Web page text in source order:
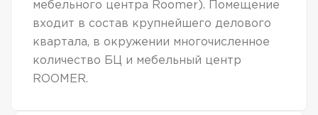
мебельного центра Roomer). Помещение
входит в состав крупнейшего делового
квартала, в окружении многочисленное
количество БЦ и мебельный центр
ROOMER.